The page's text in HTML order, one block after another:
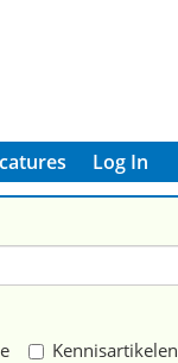
Log In
Kennisartikelen